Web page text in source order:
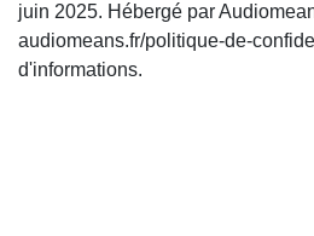
juin 2025. Hébergé par
audiomeans.fr/politique-de-
d'informations.